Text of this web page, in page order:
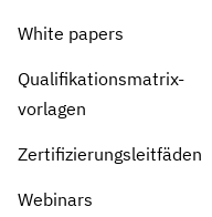
White papers
Qualifikationsmatrix-
vorlagen
Zertifizierungsleitfäden
Webinars